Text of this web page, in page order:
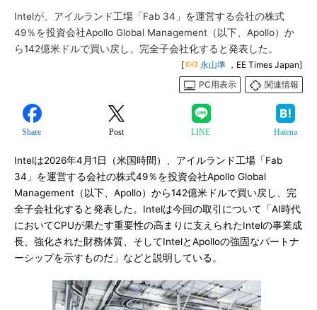
Intelが、アイルランド工場「Fab 34」を運営する会社の株式
49％を投資会社Apollo Global Management（以下、Apollo）か
ら142億米ドルで買い戻し、完全子会社化すると発表した。
[ 永山準 ，EE Times Japan]
PC用表示
関連情報
Share Post LINE Hatena
Intelは2026年4月1日（米国時間）、アイルランド工場「Fab
34」を運営する会社の株式49％を投資会社Apollo Global
Management（以下、Apollo）から142億米ドルで買い戻し、完
全子会社化すると発表した。Intelは今回の取引について「AI時代
においてCPUが果たす重要性の高まりに支えられたIntelの事業成
長、強化された財務体質、そしてIntelとApolloの強固なパートナ
ーシップを示すものだ」などと説明している。